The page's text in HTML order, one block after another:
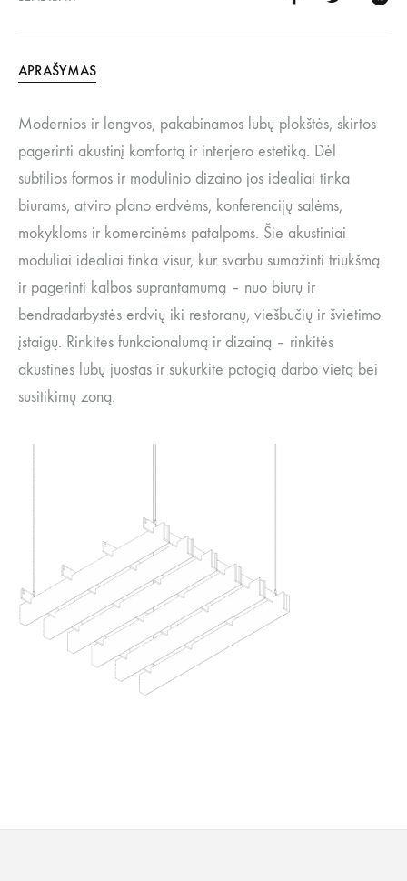
APRAŠYMAS
Modernios ir lengvos, pakabinamos lubų plokštės, skirtos
pagerinti akustinį komfortą ir interjero estetiką. Dėl
subtilios formos ir modulinio dizaino jos idealiai tinka
biurams, atviro plano erdvėms, konferencijų salėms,
mokykloms ir komercinėms patalpoms. Šie akustiniai
moduliai idealiai tinka visur, kur svarbu sumažinti triukšmą
ir pagerinti kalbos suprantamumą – nuo ​​biurų ir
bendradarbystės erdvių iki restoranų, viešbučių ir švietimo
įstaigų. Rinkitės funkcionalumą ir dizainą – rinkitės
akustines lubų juostas ir sukurkite patogią darbo vietą bei
susitikimų zoną.